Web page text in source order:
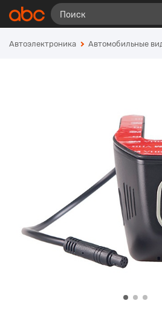
Автоэлектроника Автомобильные